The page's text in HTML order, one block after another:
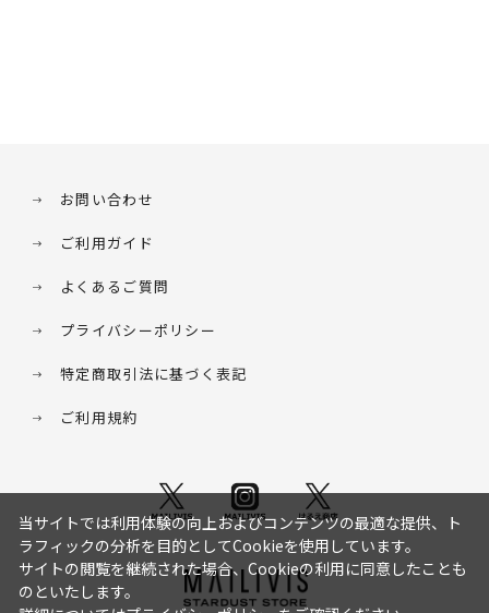
お問い合わせ
ご利用ガイド
よくあるご質問
プライバシーポリシー
特定商取引法に基づく表記
ご利用規約
当サイトでは利用体験の向上およびコンテンツの最適な提供、ト
ラフィックの分析を目的としてCookieを使用しています。
サイトの閲覧を継続された場合、Cookieの利用に同意したことも
のといたします。